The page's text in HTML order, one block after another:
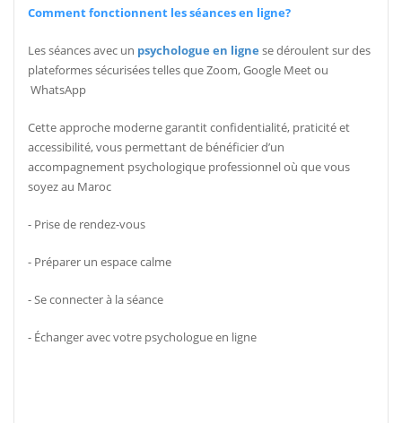
?Comment fonctionnent les séances en ligne
Les séances avec un psychologue en ligne se déroulent sur des
plateformes sécurisées telles que Zoom, Google Meet ou
WhatsApp
Cette approche moderne garantit confidentialité, praticité et
accessibilité, vous permettant de bénéficier d’un
accompagnement psychologique professionnel où que vous
soyez au Maroc
Prise de rendez-vous -
Préparer un espace calme -
Se connecter à la séance -
Échanger avec votre psychologue en ligne -